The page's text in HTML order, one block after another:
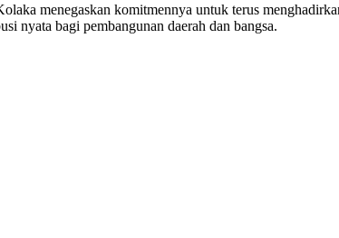
menegaskan komitmennya untuk terus
nyata bagi pembangunan daerah dan bangsa.